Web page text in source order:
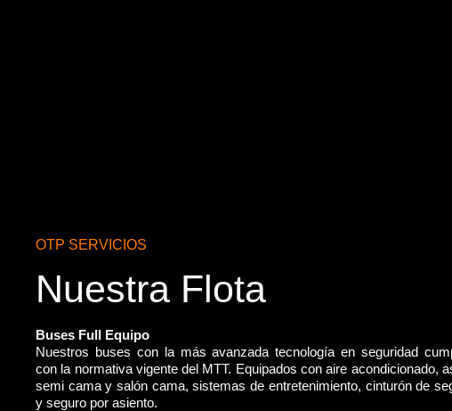
OTP SERVICIOS
Nuestra Flota
Buses Full Equipo
Nuestros buses con la más avanzada tecnología en seguridad
con la normativa vigente del MTT. Equipados con aire acondicionado,
semi cama y salón cama, sistemas de entretenimiento, cinturón de
y seguro por asiento.